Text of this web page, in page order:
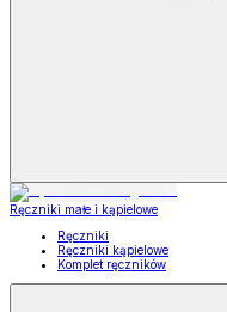
Ręczniki małe i kąpielowe
Ręczniki
Ręczniki kąpielowe
Komplet ręczników